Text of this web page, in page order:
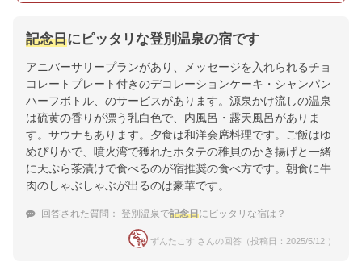
記念日にピッタリな登別温泉の宿です
アニバーサリープランがあり、メッセージを入れられるチョ
コレートプレート付きのデコレーションケーキ・シャンパン
ハーフボトル、のサービスがあります。源泉かけ流しの温泉
は硫黄の香りが漂う乳白色で、内風呂・露天風呂がありま
す。サウナもあります。夕食は和洋会席料理です。ご飯はゆ
めぴりかで、噴火湾で獲れたホタテの稚貝のかき揚げと一緒
に天ぷら茶漬けで食べるのが宿推奨の食べ方です。朝食に牛
肉のしゃぶしゃぶが出るのは豪華です。
回答された質問： 登別温泉で記念日にピッタリな宿は？
ずんたこす さんの回答（投稿日：2025/5/12 ）